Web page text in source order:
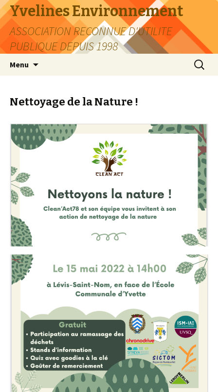
Yvelines Environnement
ASSOCIATION RECONNUE D'UTILITE
PUBLIQUE DEPUIS 1998
Menu
Nettoyage de la Nature !